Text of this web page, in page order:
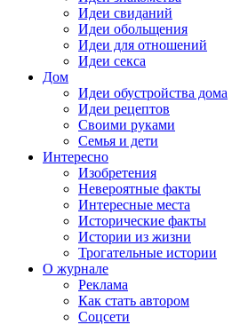
Идеи свиданий
Идеи обольщения
Идеи для отношений
Идеи секса
Дом
Идеи обустройства дома
Идеи рецептов
Своими руками
Семья и дети
Интересно
Изобретения
Невероятные факты
Интересные места
Исторические факты
Истории из жизни
Трогательные истории
О журнале
Реклама
Как стать автором
Соцсети